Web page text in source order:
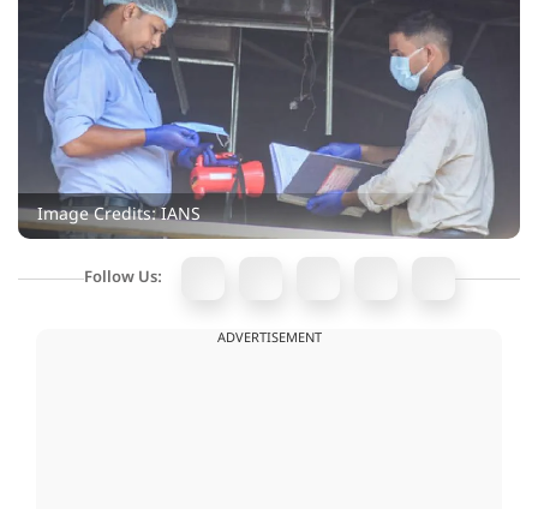
Image Credits: IANS
Follow Us:
ADVERTISEMENT